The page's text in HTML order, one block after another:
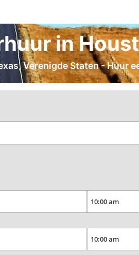
in
Verenigde Staten - Huur